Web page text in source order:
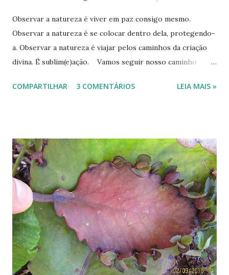
Observar a natureza é viver em paz consigo mesmo.
Observar a natureza é se colocar dentro dela, protegendo-
a. Observar a natureza é viajar pelos caminhos da criação
divina. É sublim(e)ação. Vamos seguir nosso caminho
--------------------------
COMPARTILHAR 3 COMENTÁRIOS LEIA MAIS »